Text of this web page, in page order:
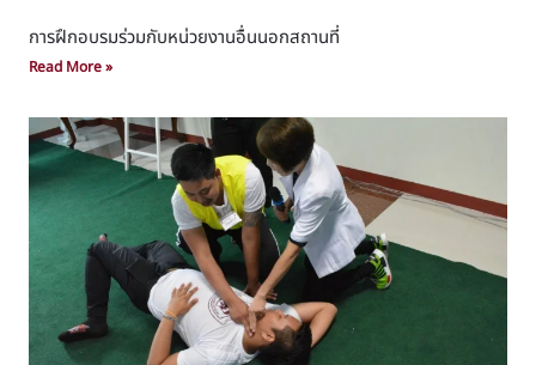
การฝึกอบรมร่วมกับหน่วยงานอื่นนอกสถานที่
Read More »